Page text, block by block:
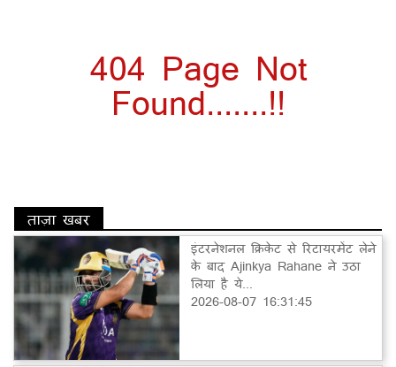
404 Page Not
Found.......!!
ताज़ा खबर
इंटरनेशनल क्रिकेट से रिटायरमेंट लेने
के बाद Ajinkya Rahane ने उठा
लिया है ये...
2026-08-07 16:31:45